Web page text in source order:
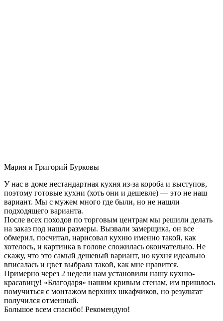
Мария и Григорий Бурковы
У нас в доме нестандартная кухня из-за короба и выступов,
поэтому готовые кухни (хоть они и дешевле) — это не наш
вариант. Мы с мужем много где были, но не нашли
подходящего варианта.
После всех походов по торговым центрам мы решили делать
на заказ под наши размеры. Вызвали замерщика, он все
обмерил, посчитал, нарисовал кухню именно такой, как
хотелось, и картинка в голове сложилась окончательно. Не
скажу, что это самый дешевый вариант, но кухня идеально
вписалась и цвет выбрала такой, как мне нравится.
Примерно через 2 недели нам установили нашу кухню-
красавицу! «Благодаря» нашим кривым стенам, им пришлось
помучиться с монтажом верхних шкафчиков, но результат
получился отменный.
Большое всем спасибо! Рекомендую!